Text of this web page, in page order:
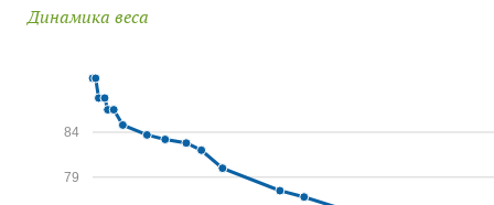
Динамика веса
79
84